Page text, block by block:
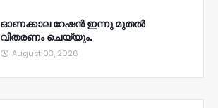
ഓണക്കാല റേഷൻ ഇന്നു മുതല്‍
വിതരണം ചെയ്യും.
August 03, 2026